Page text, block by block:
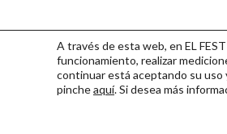
A través de esta web, en EL
funcionamiento, realizar
continuarestá aceptando su uso
pincheaquí. Si desea más